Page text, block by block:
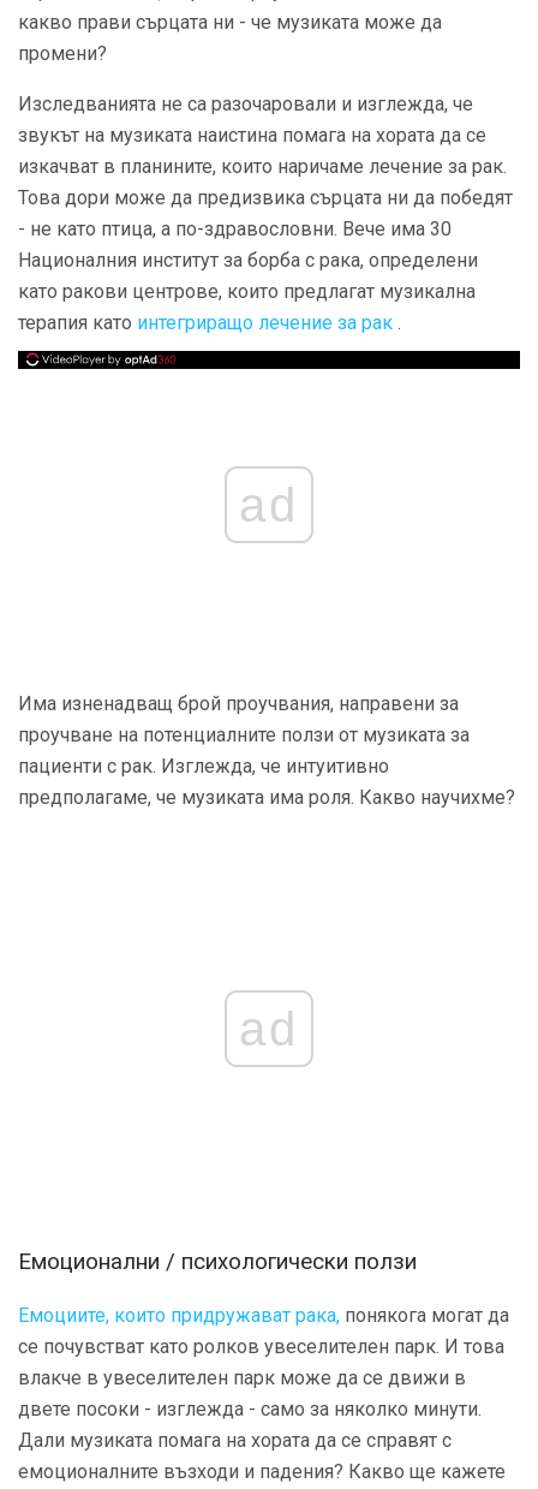
какво прави сърцата ни - че музиката може да
промени?
Изследванията не са разочаровали и изглежда, че
звукът на музиката наистина помага на хората да се
изкачват в планините, които наричаме лечение за рак.
Това дори може да предизвика сърцата ни да победят
- не като птица, а по-здравословни. Вече има 30
Националния институт за борба с рака, определени
като ракови центрове, които предлагат музикална
терапия като интегриращо лечение за рак .
ad
Има изненадващ брой проучвания, направени за
проучване на потенциалните ползи от музиката за
пациенти с рак. Изглежда, че интуитивно
предполагаме, че музиката има роля. Какво научихме?
ad
Емоционални / психологически ползи
Емоциите, които придружават рака, понякога могат да
се почувстват като ролков увеселителен парк. И това
влакче в увеселителен парк може да се движи в
двете посоки - изглежда - само за няколко минути.
Дали музиката помага на хората да се справят с
емоционалните възходи и падения? Какво ще кажете